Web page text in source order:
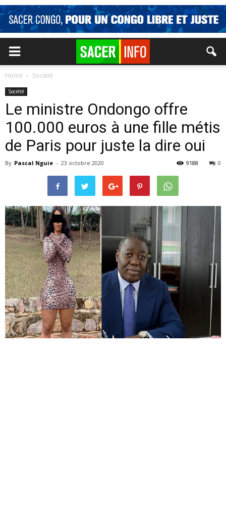
Home Société
Société
Le ministre Ondongo offre
100.000 euros à une fille métis
de Paris pour juste la dire oui
By Pascal Nguie - 23 octobre 2020 0
9188